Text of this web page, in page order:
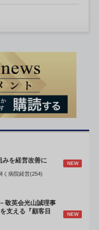
みを経営改善に NEW
く病院経営(254)
敬英会光山誠理事
支える『顧客目
NEW